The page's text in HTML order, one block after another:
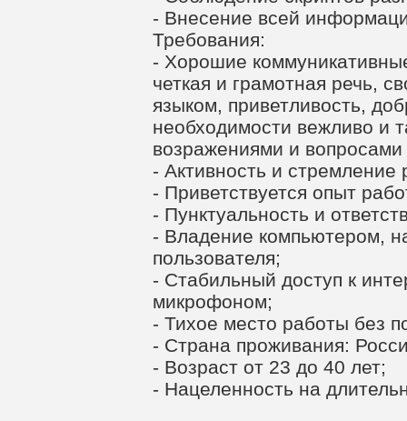
- Внесение всей
Требования:
- Хорошие
четкая и грамотная речь,
языком, приветливость,
необходимости вежливо и
возражениями и вопросами
- Активность и стремление
- Приветствуется опыт
- Пунктуальность и
- Владение компьютером,
пользователя;
- Стабильный доступ к
микрофоном;
- Тихое место работы без
- Страна проживания:
- Возраст от 23 до 40 лет;
- Нацеленность на